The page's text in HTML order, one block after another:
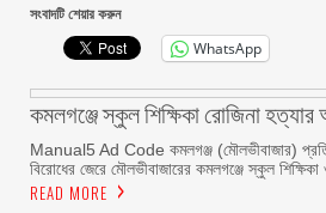
সংবাদটি শেয়ার করুন
WhatsApp
কমলগঞ্জে স্কুল শিক্ষিকা রোজিনা
Manual5 Ad Code কমলগঞ্জ (মৌলভীবাজার)
বিরোধের জেরে মৌলভীবাজারের কমলগঞ্জে স্কুল শিক্ষিকা
READ MORE